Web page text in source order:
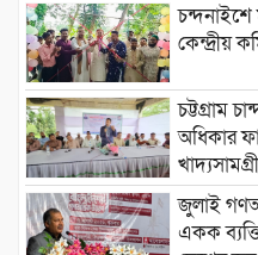
কেন্দ্রীয়
চট্টগ্রাম
অধিকার
জুলাই
একক